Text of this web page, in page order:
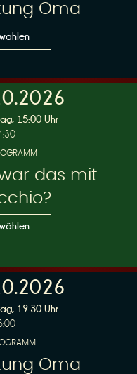
Oma
15:00 Uhr
das mit
19:30 Uhr
Oma